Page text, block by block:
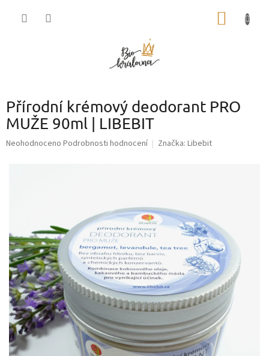
Přírodní krémový deodorant PRO
MUŽE 90ml | LIBEBIT
Průměrné
Neohodnoceno Podrobnosti hodnocení Značka: Libebit